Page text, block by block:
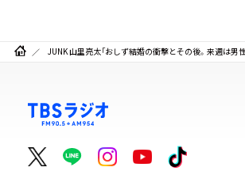
JUNK 山里亮太「おしず結婚の衝撃とその後。来週は男